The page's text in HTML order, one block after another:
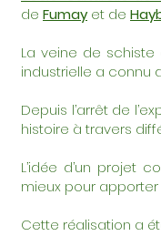
de Fumayet de
La veine de schiste
industrielle a connu
Depuis l’arrêt de
histoire à travers
L’idée d’un projet
mieux pour apporter
Cette réalisation a